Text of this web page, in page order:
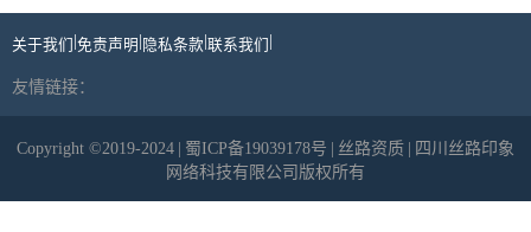
关于我们 免责声明 隐私条款 联系我们
友情链接：
Copyright ©2019-2024 蜀ICP备19039178号 丝路资质
四川丝路印象
网络科技有限公司版权所有